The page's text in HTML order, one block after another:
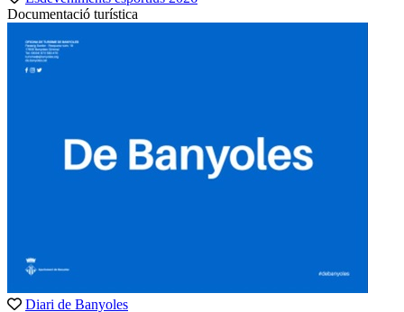
Documentació turística
Diari de Banyoles